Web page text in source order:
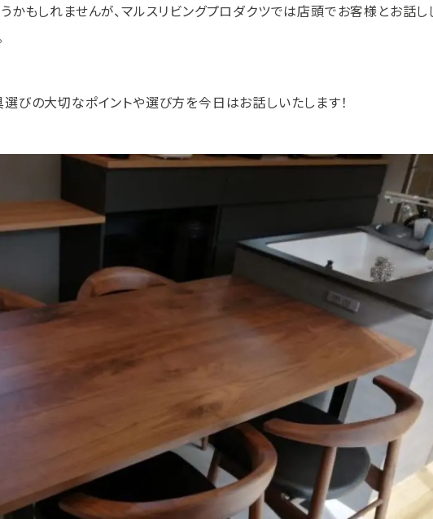
かもしれませんが、マルスリビングプロダクツでは店頭でお客様とお話
びの大切なポイントや選び方を今日はお話しいたします！